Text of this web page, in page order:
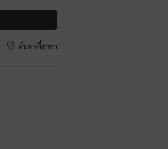
ค้นหาที่สาขา